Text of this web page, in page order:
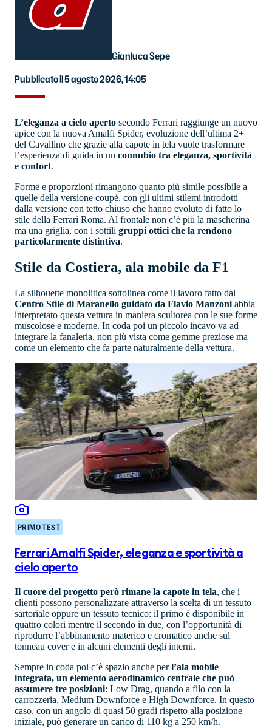
Gianluca Sepe
Pubblicato il 5 agosto 2026, 14:05
L’eleganza a cielo aperto secondo Ferrari raggiunge un nuovo
apice con la nuova Amalfi Spider, evoluzione dell’ultima 2+
del Cavallino che grazie alla capote in tela vuole trasformare
l’esperienza di guida in un connubio tra eleganza, sportività
e confort.
Forme e proporzioni rimangono quanto più simile possibile a
quelle della versione coupé, con gli ultimi stilemi introdotti
dalla versione con tetto chiuso che hanno evoluto di fatto lo
stile della Ferrari Roma. Al frontale non c’è più la mascherina
ma una griglia, con i sottili gruppi ottici che la rendono
particolarmente distintiva.
Stile da Costiera, ala mobile da F1
La silhouette monolitica sottolinea come il lavoro fatto dal
Centro Stile di Maranello guidato da Flavio Manzoni abbia
interpretato questa vettura in maniera scultorea con le sue forme
muscolose e moderne. In coda poi un piccolo incavo va ad
integrare la fanaleria, non più vista come gemme preziose ma
come un elemento che fa parte naturalmente della vettura.
PRIMO TEST
Ferrari Amalfi Spider, eleganza e sportività a
cielo aperto
Il cuore del progetto però rimane la capote in tela, che i
clienti possono personalizzare attraverso la scelta di un tessuto
sartoriale oppure un tessuto tecnico: il primo è disponibile in
quattro colori mentre il secondo in due, con l’opportunità di
riprodurre l’abbinamento materico e cromatico anche sul
tonneau cover e in alcuni elementi degli interni.
Sempre in coda poi c’è spazio anche perl’ala mobile
integrata, un elemento aerodinamico centrale che può
assumere tre posizioni: Low Drag, quando a filo con la
carrozzeria, Medium Downforce e High Downforce. In questo
caso, con un angolo di quasi 50 gradi rispetto alla posizione
iniziale, può generare un carico di 110 kg a 250 km/h.